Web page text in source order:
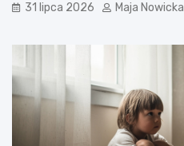
31 lipca 2026 Maja Nowicka